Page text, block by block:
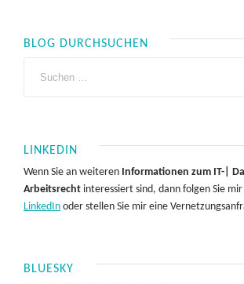
BLOG DURCHSUCHEN
LINKEDIN
Wenn Sie an weiteren Informationen zum IT-|
Arbeitsrecht interessiert sind, dann folgen Sie
LinkedIn oder stellen Sie mir eine
BLUESKY